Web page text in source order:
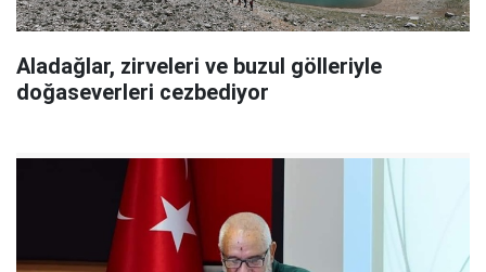
Aladağlar, zirveleri ve buzul gölleriyle
doğaseverleri cezbediyor